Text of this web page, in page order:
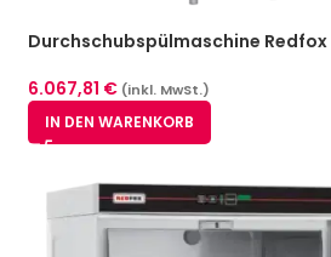
Durchschubspülmaschine Redfox
6.067,81 € (inkl. MwSt.)
IN DEN WARENKORB